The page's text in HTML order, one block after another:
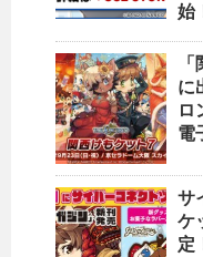
始
に
ロ
電
サ
ケ
定